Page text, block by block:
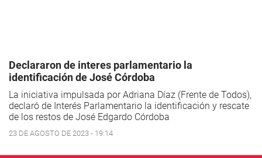
Declararon de interes parlamentario la
identificación de José Córdoba
La iniciativa impulsada por Adriana Díaz (Frente de Todos),
declaró de Interés Parlamentario la identificación y rescate
de los restos de José Edgardo Córdoba
23 DE AGOSTO DE 2023 - 19:14